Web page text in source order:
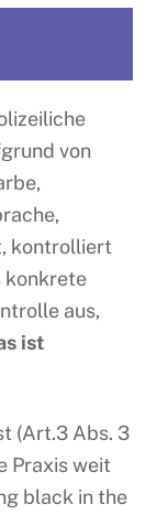
von
kontrolliert
konkrete
aus,
ist
(Art.3 Abs. 3
Praxis weit
black in the